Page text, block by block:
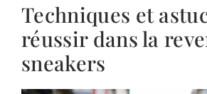
Techniques et
réussir dans la
sneakers